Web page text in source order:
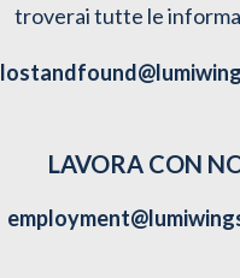
troverai tutte le
LAVORA CON